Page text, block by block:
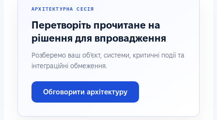
АРХІТЕКТУРНА СЕСІЯ
Перетворіть прочитане на
рішення для впровадження
Розберемо ваш об’єкт, системи, критичні події та
інтеграційні обмеження.
Обговорити архітектуру